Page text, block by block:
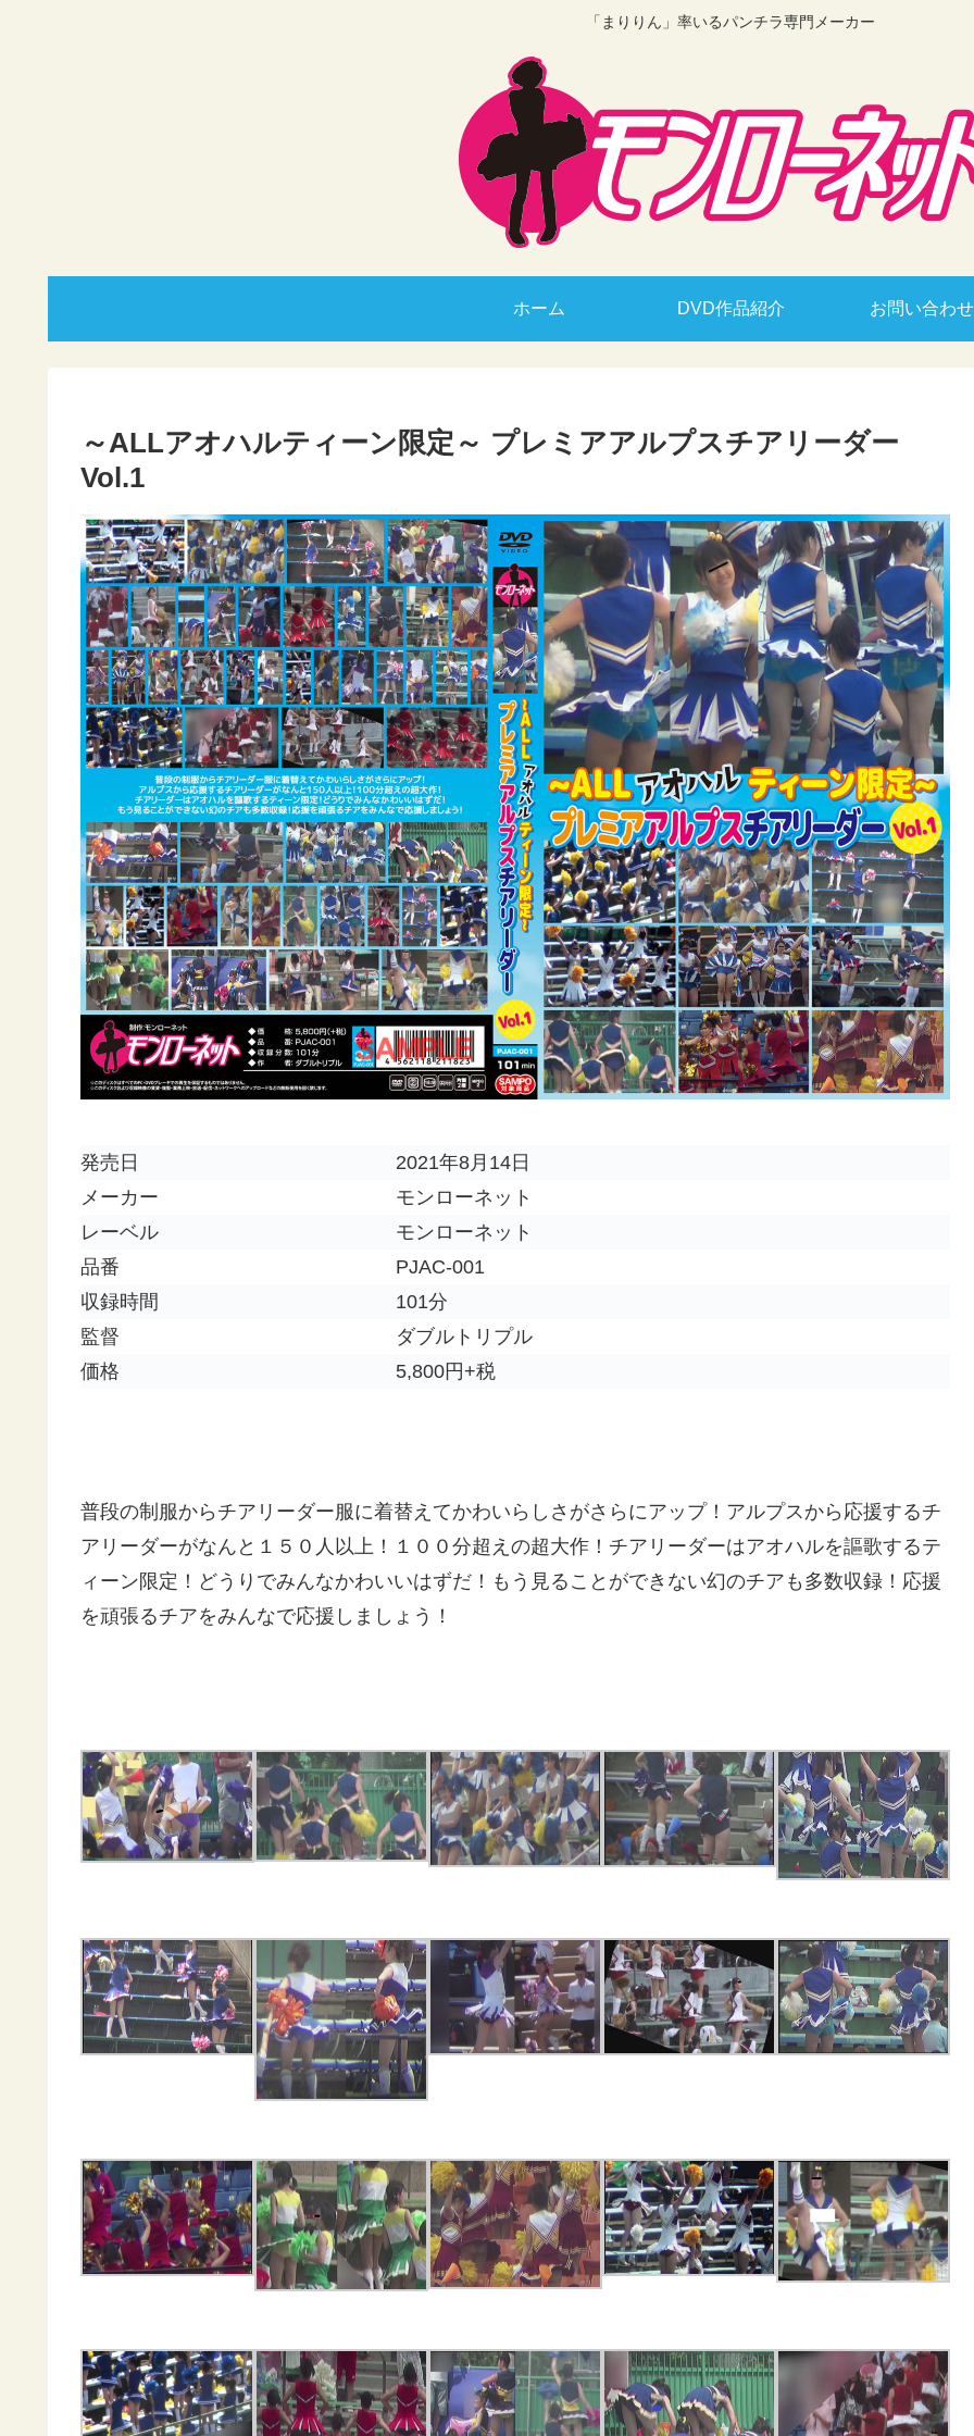
「まりりん」率いるパンチラ専門メーカー
ホーム DVD作品紹介 お問い合わせ
～ALLアオハルティーン限定～ プレミアアルプスチアリーダー
Vol.1
発売日
2021年8月14日
メーカー
モンローネット
レーベル
モンローネット
品番
PJAC-001
収録時間
101分
監督
ダブルトリプル
価格
5,800円+税
普段の制服からチアリーダー服に着替えてかわいらしさがさらにアップ！アルプスから応援するチ
アリーダーがなんと１５０人以上！１００分超えの超大作！チアリーダーはアオハルを謳歌するテ
ィーン限定！どうりでみんなかわいいはずだ！もう見ることができない幻のチアも多数収録！応援
を頑張るチアをみんなで応援しましょう！